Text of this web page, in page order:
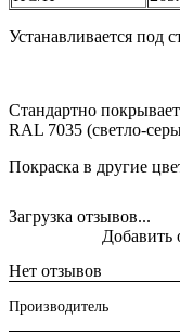
Устанавливается под
Стандартно
RAL 7035 (светло-
Покраска в другие
Загрузка отзывов...
Нет отзывов
Добавить
Производитель